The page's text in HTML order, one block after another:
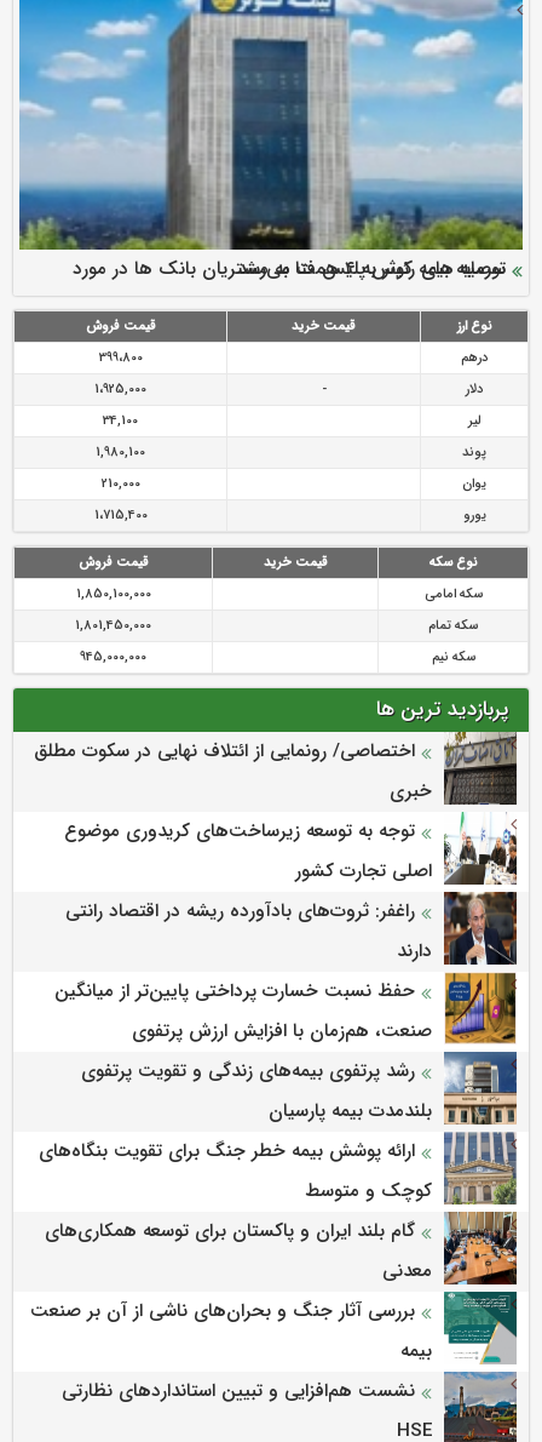
ارزش سهام عدالت بالا رفت
سرمایه بیمه کوثر به ۴ همت می‌رسد
نود ثانیه با فولاد سنگان
تقدیر دبیرکل سندیکای بیمه گران ایران از اقدامات مدیرعامل بیمه
رازی
توصیه های رئیس پلیس فتا به مشتریان بانک ها در مورد
پیشگیری از سرقت های مجازی
نوع ارز قیمت خرید
قیمت فروش
درهم
399،800
دلار
-
1،925,000
لیر
34,100
پوند
1,980,100
یوان
210,000
یورو
1،715,400
نوع سکه قیمت خرید
قیمت فروش
سکه امامی
1,850,100,000
سکه تمام
1,801,450,000
سکه نیم
945,000,000
پربازدید ترین ها
اختصاصی/ رونمایی از ائتلاف‌ نهایی در سکوت مطلق
خبری
توجه به توسعه زیرساخت‌های کریدوری موضوع
اصلی تجارت کشور
راغفر: ثروت‌های بادآورده ریشه در اقتصاد رانتی
دارند
حفظ نسبت خسارت پرداختی پایین‌تر از میانگین
صنعت، هم‌زمان با افزایش ارزش پرتفوی
رشد پرتفوی بیمه‌های زندگی و تقویت پرتفوی
بلندمدت بیمه پارسیان
ارائه پوشش بیمه خطر جنگ برای تقویت بنگاه‌های
کوچک و متوسط
گام بلند ایران و پاکستان برای توسعه همکاری‌های
معدنی
بررسی آثار جنگ و بحران‌های ناشی از آن بر صنعت
بیمه
نشست هم‌افزایی و تبیین استانداردهای نظارتی
HSE